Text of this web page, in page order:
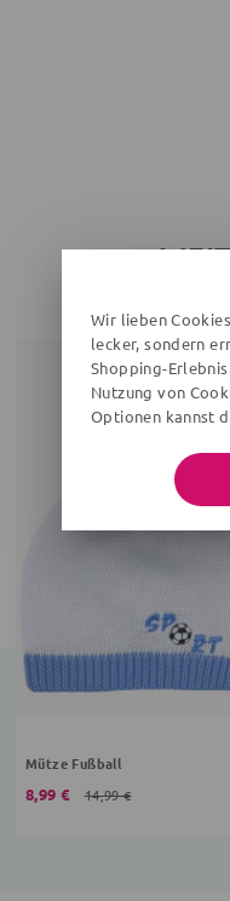
Mütze Fußball
8,99 € 14,99 €
Wir lieben
lecker, sondern
Shopping-
Nutzung von
Optionen kannst